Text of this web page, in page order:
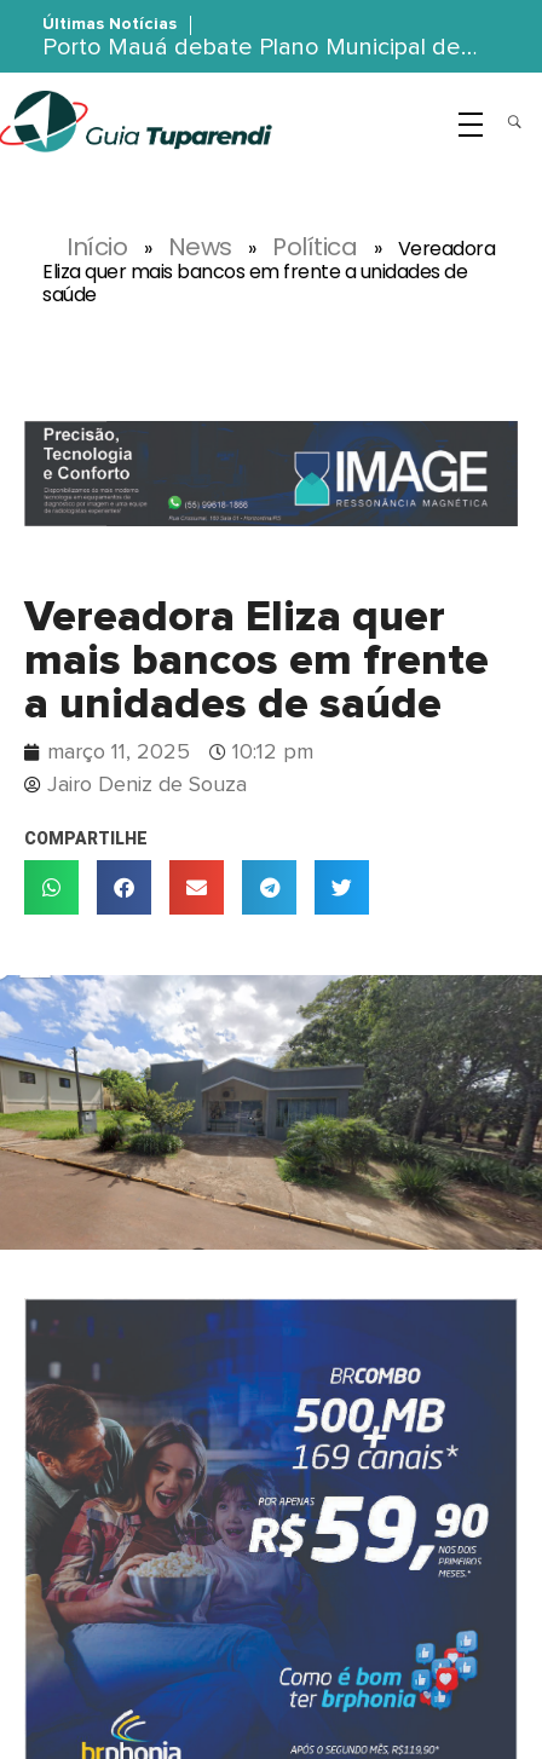
Últimas Notícias
Porto Mauá debate Plano Municipal de…
Início » News » Política » Vereadora
Eliza quer mais bancos em frente a unidades de
saúde
Vereadora Eliza quer
mais bancos em frente
a unidades de saúde
março 11, 2025
10:12 pm
Jairo Deniz de Souza
COMPARTILHE